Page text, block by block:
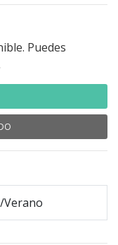
Puedes
Verano